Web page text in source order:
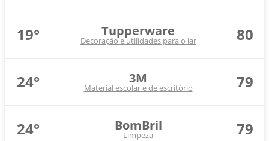
19° Tupperware
Decoração e utilidades para o lar 80
24° 3M
Material escolar e de escritório 79
24° BomBril
Limpeza 79